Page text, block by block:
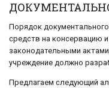
Порядок
средств на консервацию
законодательными
учреждение должно
Предлагаем следующий